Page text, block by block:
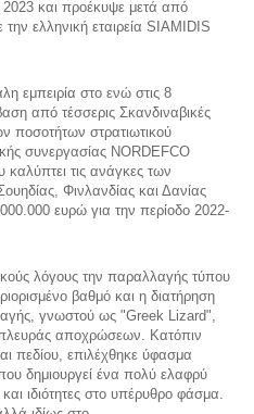
2023 και προέκυψε μετά από
ελληνική εταιρεία SIAMIDIS
εμπειρία στο ενώ στις 8
από τέσσερις Σκανδιναβικές
ποσοτήτων στρατιωτικού
συνεργασίας NORDEFCO
τις ανάγκες των
Φινλανδίας και Δανίας
ευρώ για την περίοδο 2022-
λόγους την παραλλαγής τύπου
βαθμό και η διατήρηση
γνωστού ως "Greek Lizard",
αποχρώσεων. Κατόπιν
πεδίου, επιλέχθηκε ύφασμα
δημιουργεί ένα πολύ ελαφρύ
ιδιότητες στο υπέρυθρο φάσμα.